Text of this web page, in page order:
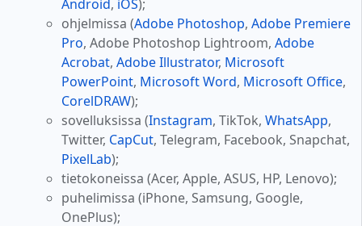
Android, iOS);
ohjelmissa (Adobe Photoshop, Adobe Premiere
Pro, Adobe Photoshop Lightroom, Adobe
Acrobat, Adobe Illustrator, Microsoft
PowerPoint, Microsoft Word, Microsoft Office,
CorelDRAW);
sovelluksissa (Instagram, TikTok, WhatsApp,
Twitter, CapCut, Telegram, Facebook, Snapchat,
PixelLab);
tietokoneissa (Acer, Apple, ASUS, HP, Lenovo);
puhelimissa (iPhone, Samsung, Google,
OnePlus);